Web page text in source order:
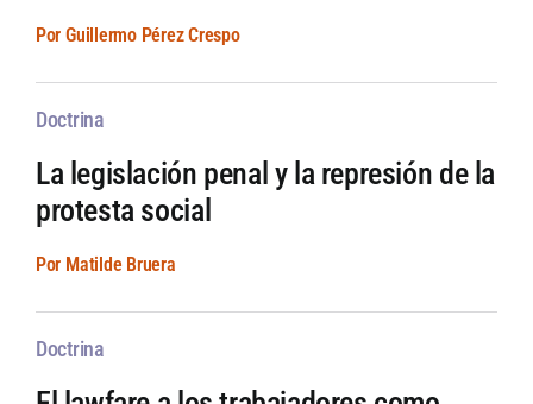
Por Guillermo Pérez Crespo
Doctrina
La legislación penal y la represión de la
protesta social
Por Matilde Bruera
Doctrina